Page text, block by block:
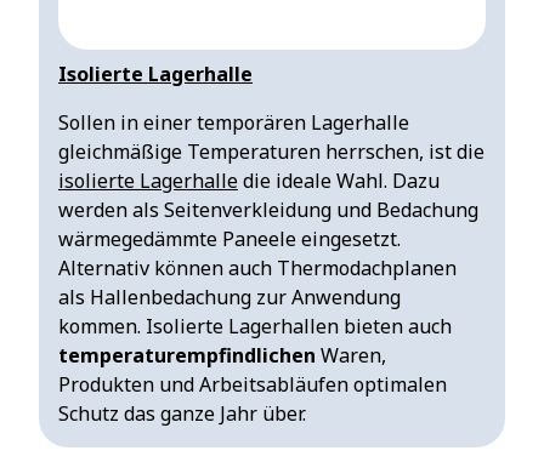
Isolierte Lagerhalle
Sollen in einer temporären Lagerhalle
gleichmäßige Temperaturen herrschen, ist die
isolierte Lagerhalledie ideale Wahl. Dazu
werden als Seitenverkleidung und Bedachung
wärmegedämmte Paneele eingesetzt.
Alternativ können auch Thermodachplanen
als Hallenbedachung zur Anwendung
kommen. Isolierte Lagerhallen bieten auch
temperaturempfindlichen Waren,
Produkten und Arbeitsabläufen optimalen
Schutz das ganze Jahr über.